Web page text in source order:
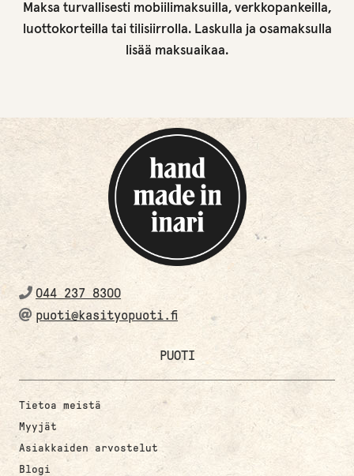
Maksa turvallisesti mobiilimaksuilla, verkkopankeilla,
luottokorteilla tai tilisiirrolla. Laskulla ja osamaksulla
lisää maksuaikaa.
044 237 8300
puoti@kasityopuoti.fi
PUOTI
Tietoa meistä
Myyjät
Asiakkaiden arvostelut
Blogi